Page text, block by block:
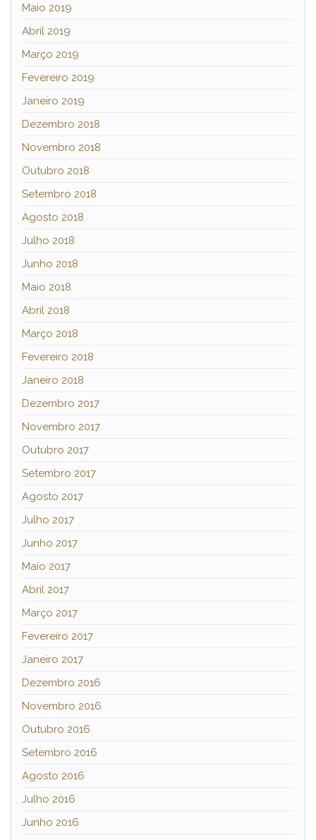
Maio 2019
Abril 2019
Março 2019
Fevereiro 2019
Janeiro 2019
Dezembro 2018
Novembro 2018
Outubro 2018
Setembro 2018
Agosto 2018
Julho 2018
Junho 2018
Maio 2018
Abril 2018
Março 2018
Fevereiro 2018
Janeiro 2018
Dezembro 2017
Novembro 2017
Outubro 2017
Setembro 2017
Agosto 2017
Julho 2017
Junho 2017
Maio 2017
Abril 2017
Março 2017
Fevereiro 2017
Janeiro 2017
Dezembro 2016
Novembro 2016
Outubro 2016
Setembro 2016
Agosto 2016
Julho 2016
Junho 2016